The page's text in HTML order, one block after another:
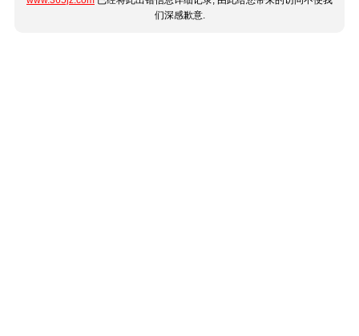
们深感歉意.